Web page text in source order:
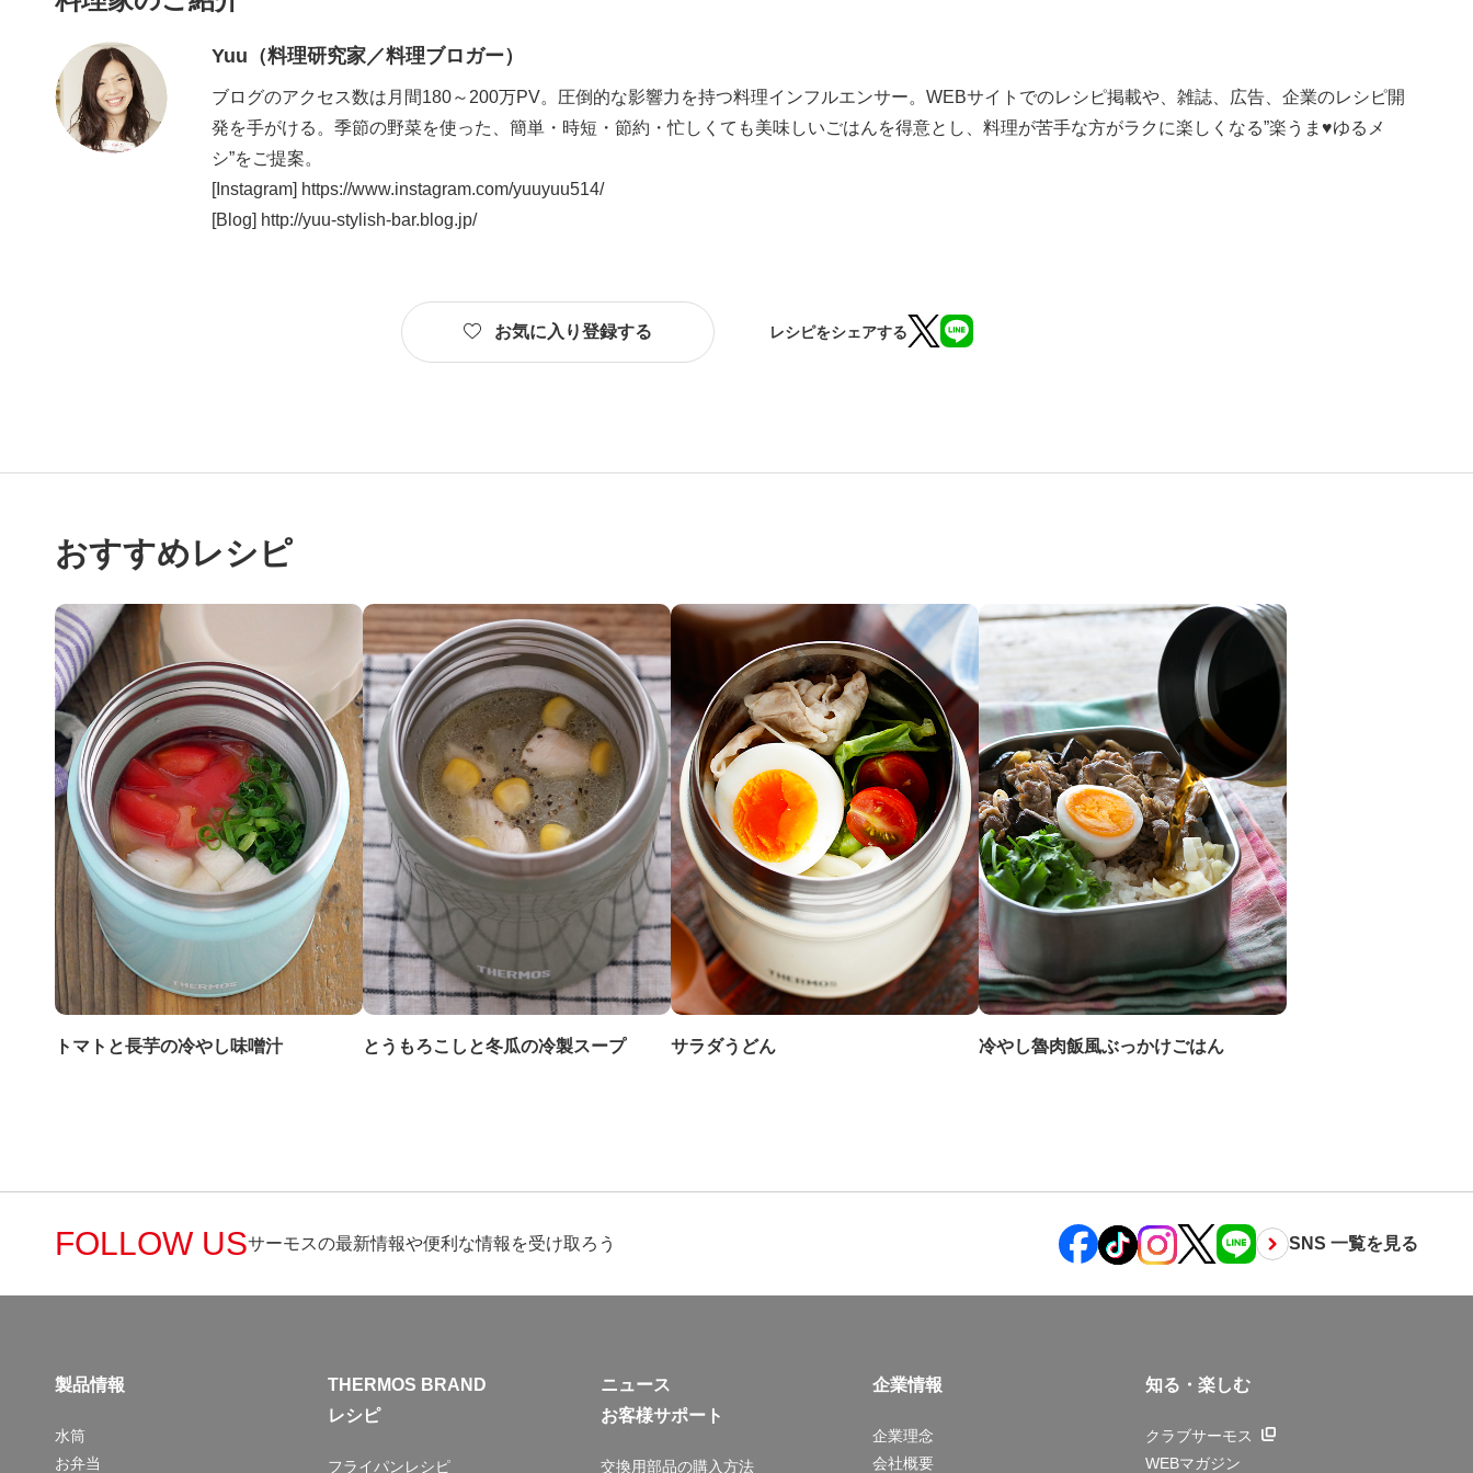
Yuu（料理研究家／料理ブロガー）
ブログのアクセス数は月間180～200万PV。圧倒的な影響力を持つ料理インフルエンサー。WEBサイトでのレシピ掲載や、雑誌、広告、企業のレシピ開
発を手がける。季節の野菜を使った、簡単・時短・節約・忙しくても美味しいごはんを得意とし、料理が苦手な方がラクに楽しくなる”楽うま♥ゆるメ
シ”をご提案。
[Instagram] https://www.instagram.com/yuuyuu514/
[Blog] http://yuu-stylish-bar.blog.jp/
お気に入り登録する レシピをシェアする
おすすめレシピ
トマトと長芋の冷やし味噌汁 とうもろこしと冬瓜の冷製スープ サラダうどん 冷やし魯肉飯風ぶっかけごはん
FOLLOW USサーモスの最新情報や便利な情報を受け取ろう SNS 一覧を見る
製品情報
水筒
お弁当
THERMOS BRAND
レシピ
フライパンレシピ
ニュース
お客様サポート
交換用部品の購入方法
企業情報
企業理念
会社概要
知る・楽しむ
クラブサーモス
WEBマガジン